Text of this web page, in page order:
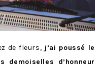
de fleurs, j’ai poussé le
demoiselles d’honneur